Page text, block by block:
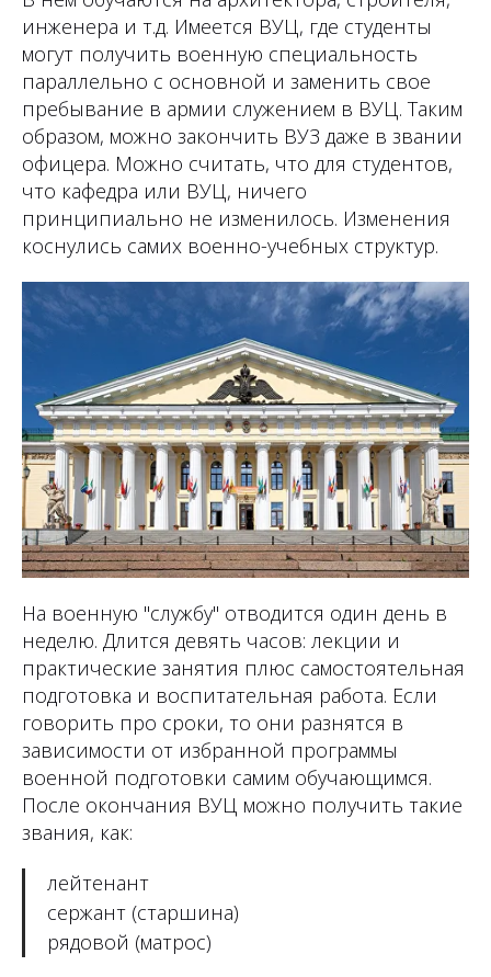
инженера и т.д. Имеется ВУЦ, где студенты
могут получить военную специальность
параллельно с основной и заменить свое
пребывание в армии служением в ВУЦ. Таким
образом, можно закончить ВУЗ даже в звании
офицера. Можно считать, что для студентов,
что кафедра или ВУЦ, ничего
принципиально не изменилось. Изменения
коснулись самих военно-учебных структур.
На военную "службу" отводится один день в
неделю. Длится девять часов: лекции и
практические занятия плюс самостоятельная
подготовка и воспитательная работа. Если
говорить про сроки, то они разнятся в
зависимости от избранной программы
военной подготовки самим обучающимся.
После окончания ВУЦ можно получить такие
звания, как:
лейтенант
сержант (старшина)
рядовой (матрос)